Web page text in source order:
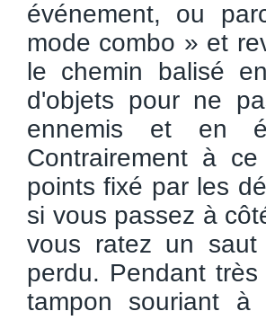
événement, ou
mode combo » et
le chemin balisé
d'objets pour ne
ennemis et en
Contrairement à
points fixé par les
si vous passez à
vous ratez un
perdu. Pendant
tampon souriant